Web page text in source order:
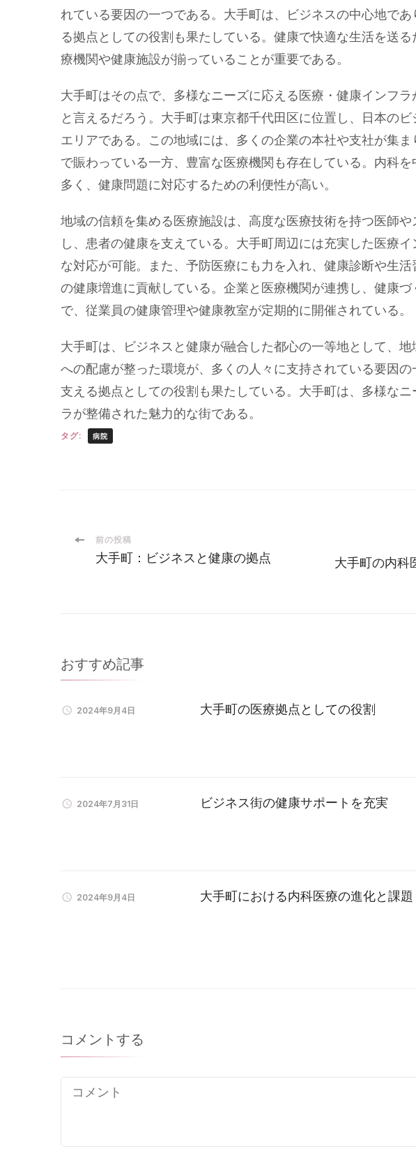
れている要因の一つである。大手町は、ビジネスの中心地であ
る拠点としての役割も果たしている。健康で快適な生活を送
療機関や健康施設が揃っていることが重要である。
大手町はその点で、多様なニーズに応える医療・健康インフ
と言えるだろう。大手町は東京都千代田区に位置し、日本の
エリアである。この地域には、多くの企業の本社や支社が集
で賑わっている一方、豊富な医療機関も存在している。内科
多く、健康問題に対応するための利便性が高い。
地域の信頼を集める医療施設は、高度な医療技術を持つ医師
し、患者の健康を支えている。大手町周辺には充実した医療
な対応が可能。また、予防医療にも力を入れ、健康診断や生
の健康増進に貢献している。企業と医療機関が連携し、健康
で、従業員の健康管理や健康教室が定期的に開催されている。
大手町は、ビジネスと健康が融合した都心の一等地として、
への配慮が整った環境が、多くの人々に支持されている要因
支える拠点としての役割も果たしている。大手町は、多様な
ラが整備された魅力的な街である。
タグ: 病院
投
ビ
ゲ
ー
ョ
前の投稿
大手町：ビジネスと健康の拠点 大手町の内科
おすすめ記事
2024年9月4日 大手町の医療拠点としての役割
2024年7月31日 ビジネス街の健康サポートを充実
2024年9月4日 大手町における内科医療の進化と課題
コメントする